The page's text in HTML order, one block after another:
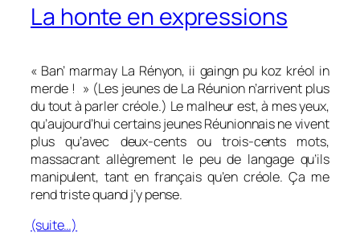
La honte en expressions
« Ban’ marmay La Rényon, ii gaingn pu koz kréol in
merde ! » (Les jeunes de La Réunion n’arrivent plus
du tout à parler créole.) Le malheur est, à mes yeux,
qu’aujourd’hui certains jeunes Réunionnais ne vivent
plus qu’avec deux-cents ou trois-cents mots,
massacrant allègrement le peu de langage qu’ils
manipulent, tant en français qu’en créole. Ça me
rend triste quand j’y pense.
(suite…)